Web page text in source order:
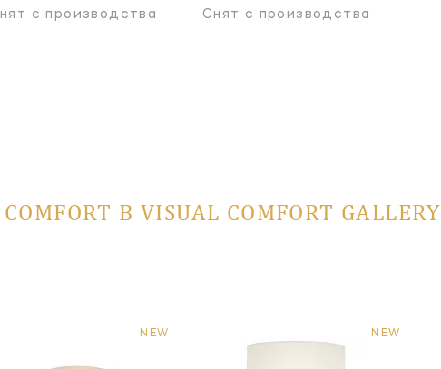
с производства Снят с производства
В VISUAL COMFORT GALLERY
NEW NEW